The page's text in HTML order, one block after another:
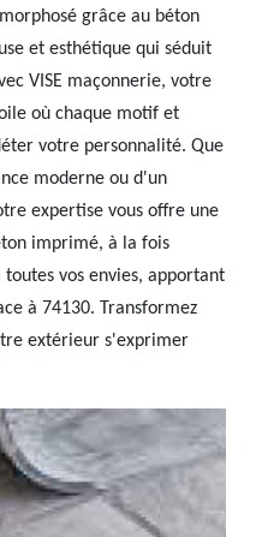
grâce au béton
et esthétique qui séduit
VISE maçonnerie, votre
où chaque motif et
votre personnalité. Que
moderne ou d'un
expertise vous offre une
imprimé, à la fois
vos envies, apportant
à 74130. Transformez
extérieur s'exprimer